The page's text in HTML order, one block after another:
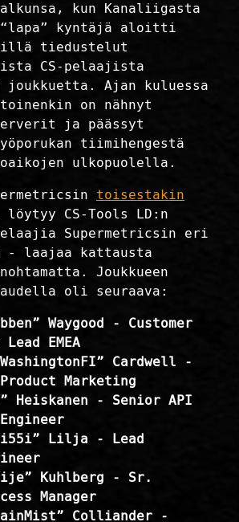
kun Kanaliigasta
kyntäjä aloitti
tiedustelut
CS-pelaajista
joukkuetta. Ajan kuluessa
on nähnyt
ja päässyt
tiimihengestä
ulkopuolella.
toisestakin
löytyy CS-Tools LD:n
Supermetricsin eri
- laajaa kattausta
Joukkueen
oli seuraava:
Waygood - Customer
EMEA
Cardwell -
Marketing
Heiskanen - Senior API
Lilja - Lead
Kuhlberg - Sr.
Manager
Colliander -